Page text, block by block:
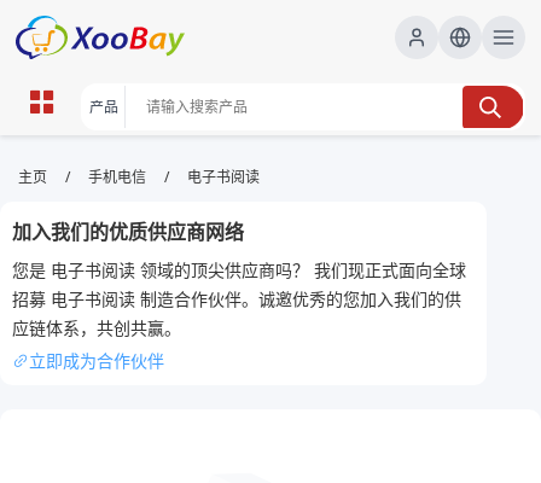
电子书阅读 | XOOBAY B2B/B2C
Marketplace
电子书,阅读,指南, wholesale 电子书阅读, XOOBAY
提升阅读质感
主页 / 手机电信 / 电子书阅读
加入我们的优质供应商网络
您是 电子书阅读 领域的顶尖供应商吗？ 我们现正式面向全球
招募 电子书阅读 制造合作伙伴。诚邀优秀的您加入我们的供
应链体系，共创共赢。
立即成为合作伙伴